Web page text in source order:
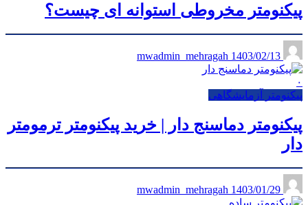
پیکنومتر مخروطی استوانه ای چیست؟
1403/02/13
۰
پیکنومتر آزمایشگاهی
پیکنومتر دماسنج دار | خرید پیکنومتر ترمومتر
دار
1403/01/29